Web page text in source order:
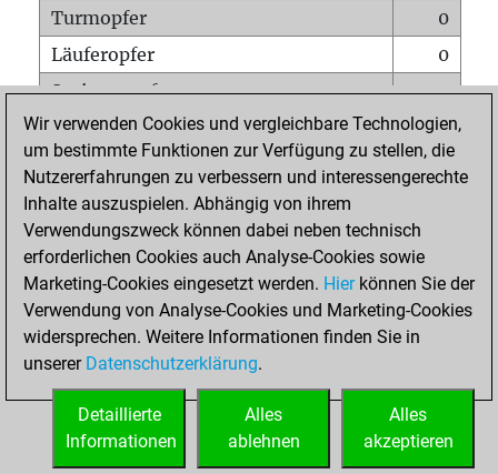
Turmopfer
0
Läuferopfer
0
Springeropfer
0
Bauernopfer
0
Matt auf vollem Brett
0
Bauer setzt Matt
Erstickte Matts
Unterverwandlungen
0
Türme auf der siebten
0
STARTSEITE
Wir verwenden Cookies und vergleichbare Technologien,
um bestimmte Funktionen zur Verfügung zu stellen, die
Nutzererfahrungen zu verbessern und interessengerechte
Inhalte auszuspielen. Abhängig von ihrem
Verwendungszweck können dabei neben technisch
erforderlichen Cookies auch Analyse-Cookies sowie
Marketing-Cookies eingesetzt werden. Hierkönnen Sie der
Verwendung von Analyse-Cookies und Marketing-Cookies
widersprechen. Weitere Informationen finden Sie in
unserer Datenschutzerklärung.
Alles
akzeptieren
Alles
ablehnen
Detaillierte
Informationen